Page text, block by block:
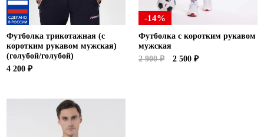
Футболка трикотажная (с
коротким рукавом мужская)
(голубой/голубой)
4 200 ₽
-14%
Футболка с коротким рукавом
мужская
2 900 ₽
2 500 ₽